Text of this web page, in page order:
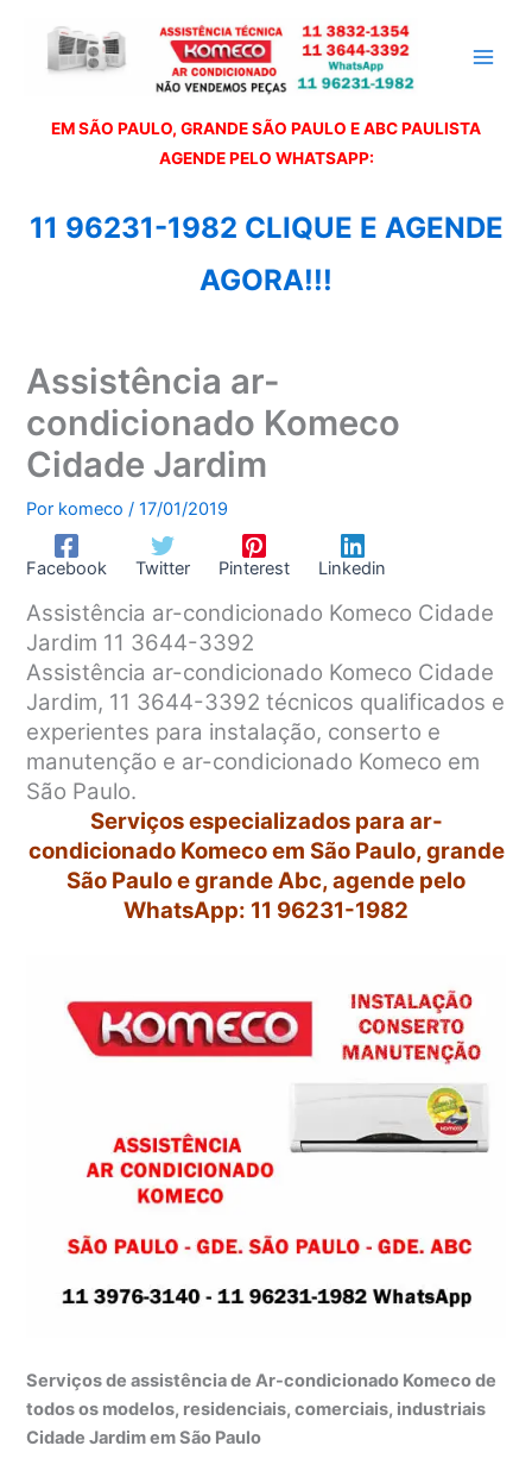
EM SÃO PAULO, GRANDE SÃO PAULO E ABC PAULISTA
AGENDE PELO WHATSAPP:
11 96231-1982 CLIQUE E AGENDE
AGORA!!!
Assistência ar-
condicionado Komeco
Cidade Jardim
Por komeco/17/01/2019
Facebook Twitter Pinterest Linkedin
Assistência ar-condicionado Komeco Cidade
Jardim 11 3644-3392
Assistência ar-condicionado Komeco Cidade
Jardim, 11 3644-3392 técnicos qualificados e
experientes para instalação, conserto e
manutenção e ar-condicionado Komeco em
São Paulo.
Serviços especializados para ar-
condicionado Komeco em São Paulo, grande
São Paulo e grande Abc, agende pelo
WhatsApp: 11 96231-1982
Serviços de assistência de Ar-condicionado Komeco de
todos os modelos, residenciais, comerciais, industriais
Cidade Jardim em São Paulo